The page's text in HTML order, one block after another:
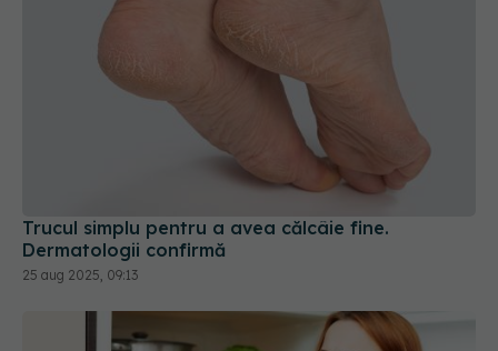
Trucul simplu pentru a avea călcâie fine.
Dermatologii confirmă
25 aug 2025, 09:13